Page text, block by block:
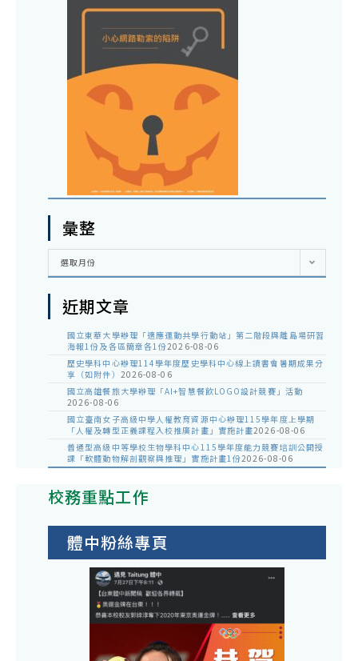
彙整
彙
選取月份
近期文章
國立東華大學辦理「適應運動共學行動站」第二階段與離島場研習
海報1份及各區簡章各1份2026-08-06
歷史學科中心辦理114學年度歷史學科中心線上讀書會暑期成果分
享（如附件） 2026-08-06
國立高雄餐旅大學辦理「AI+智慧餐飲LOGO設計競賽」活動
2026-08-06
國立臺南女子高級中學人權教育資源中心辦理115學年度上學期
「人權及轉型正義課程入校推廣計畫」實施計畫2026-08-06
普通型高級中等學校生物學科中心115學年度能力競賽培訓公開授
課「軟體動物解剖觀察與推理」實施計畫1份2026-08-06
校務重點工作
體中粉絲專頁